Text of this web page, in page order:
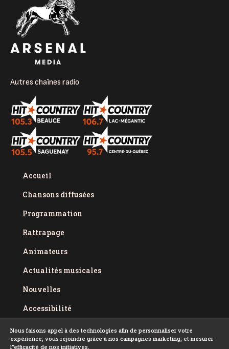
Autres chaînes radio
Accueil
Chansons diffusées
Programmation
Rattrapage
Animateurs
Actualités musicales
Nouvelles
Accessibilité
Politique de confidentialité
Conditions d'utilisation
Nous faisons appel à des technologies afin de personnaliser votre
expérience, vous rejoindre grâce à nos campagnes marketing, et mesurer
l''efficacité de nos initiatives.